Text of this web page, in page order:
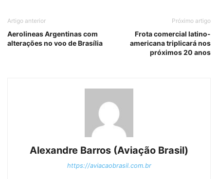
Artigo anterior
Aerolineas Argentinas com
alterações no voo de Brasília
Próximo artigo
Frota comercial latino-
americana triplicará nos
próximos 20 anos
Alexandre Barros (Aviação Brasil)
https://aviacaobrasil.com.br